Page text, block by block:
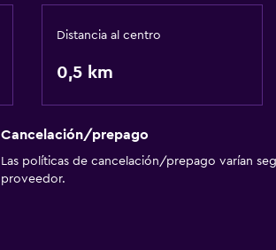
Distancia al centro
0,5 km
Cancelación/prepago
Las políticas de cancelación/prepago varían
proveedor.